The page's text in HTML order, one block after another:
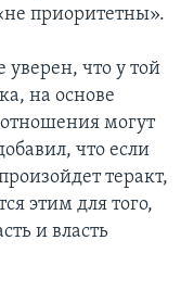
приоритетны».
уверен, что у той
на основе
могут
что если
теракт,
этим для того,
и власть